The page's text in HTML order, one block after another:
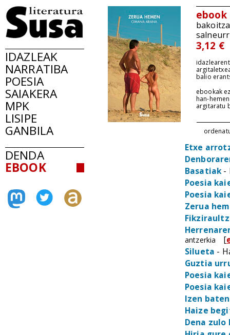
IDAZLEAK
NARRATIBA
POESIA
SAIAKERA
MPK
LISIPE
GANBILA
DENDA
EBOOK
ebook
3,12 €
balio
ebookak
han-
argitaratu
Etxe
Basatiak-
Poesia
Poesia
Zerua
antzerkia [
Silueta -
Guztia
Poesia
Poesia
Izen
Haize
Dena zulo